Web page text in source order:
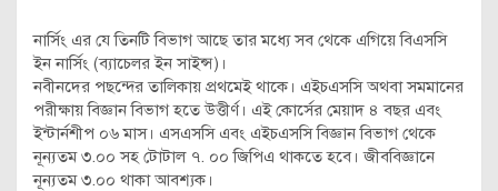
নার্সিং এর যে তিনটি বিভাগ আছে তার মধ্যে সব থেকে এগিয়ে বিএসসি
ইন নার্সিং (ব্যাচেলর ইন সাইন্স)।
নবীনদের পছন্দের তালিকায় প্রথমেই থাকে। এইচএসসি অথবা সমমানের
পরীক্ষায় বিজ্ঞান বিভাগ হতে উত্তীর্ণ। এই কোর্সের মেয়াদ ৪ বছর এবং
ইন্টার্নশীপ ০৬ মাস। এসএসসি এবং এইচএসসি বিজ্ঞান বিভাগ থেকে
নূন্যতম ৩.০০ সহ টোটাল ৭. ০০ জিপিএ থাকতে হবে। জীববিজ্ঞানে
নূন্যতম ৩.০০ থাকা আবশ্যক।